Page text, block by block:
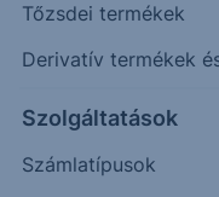
Tőzsdei termékek
Derivatív termékek
Szolgáltatások
Számlatípusok
Védelmi
rendelkező